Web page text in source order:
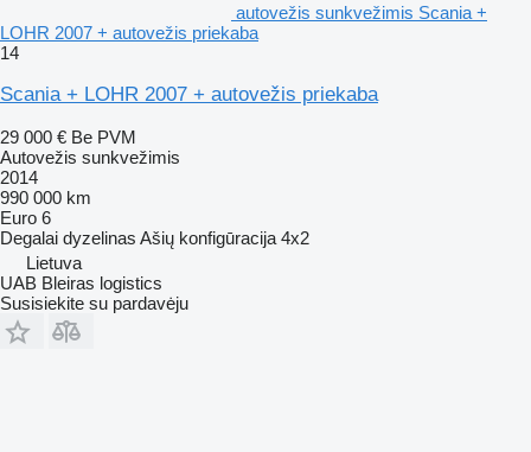
autovežis sunkvežimis Scania +
LOHR 2007 + autovežis priekaba
14
Scania + LOHR 2007 + autovežis priekaba
29 000 € Be PVM
Autovežis sunkvežimis
2014
990 000 km
Euro 6
Degalai dyzelinas Ašių konfigūracija 4x2
Lietuva
UAB Bleiras logistics
Susisiekite su pardavėju